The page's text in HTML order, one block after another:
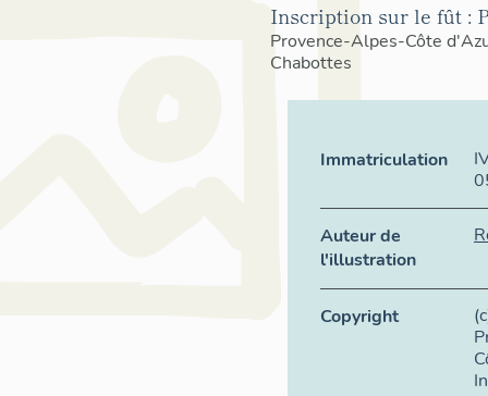
Inscription sur le fût :
Provence-Alpes-Côte
Chabottes
Immatriculation
Auteur de
l'illustration
Copyright